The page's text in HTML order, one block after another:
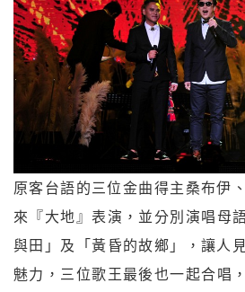
原客台語的三位金曲得主桑布伊、
來『大地』表演，並分別演唱母
與田」及「黃昏的故鄉」，讓人
魅力，三位歌王最後也一起合唱